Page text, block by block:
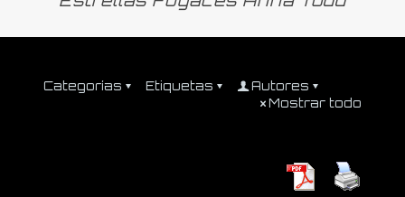
Categorías Etiquetas
Autores
Mostrar todo